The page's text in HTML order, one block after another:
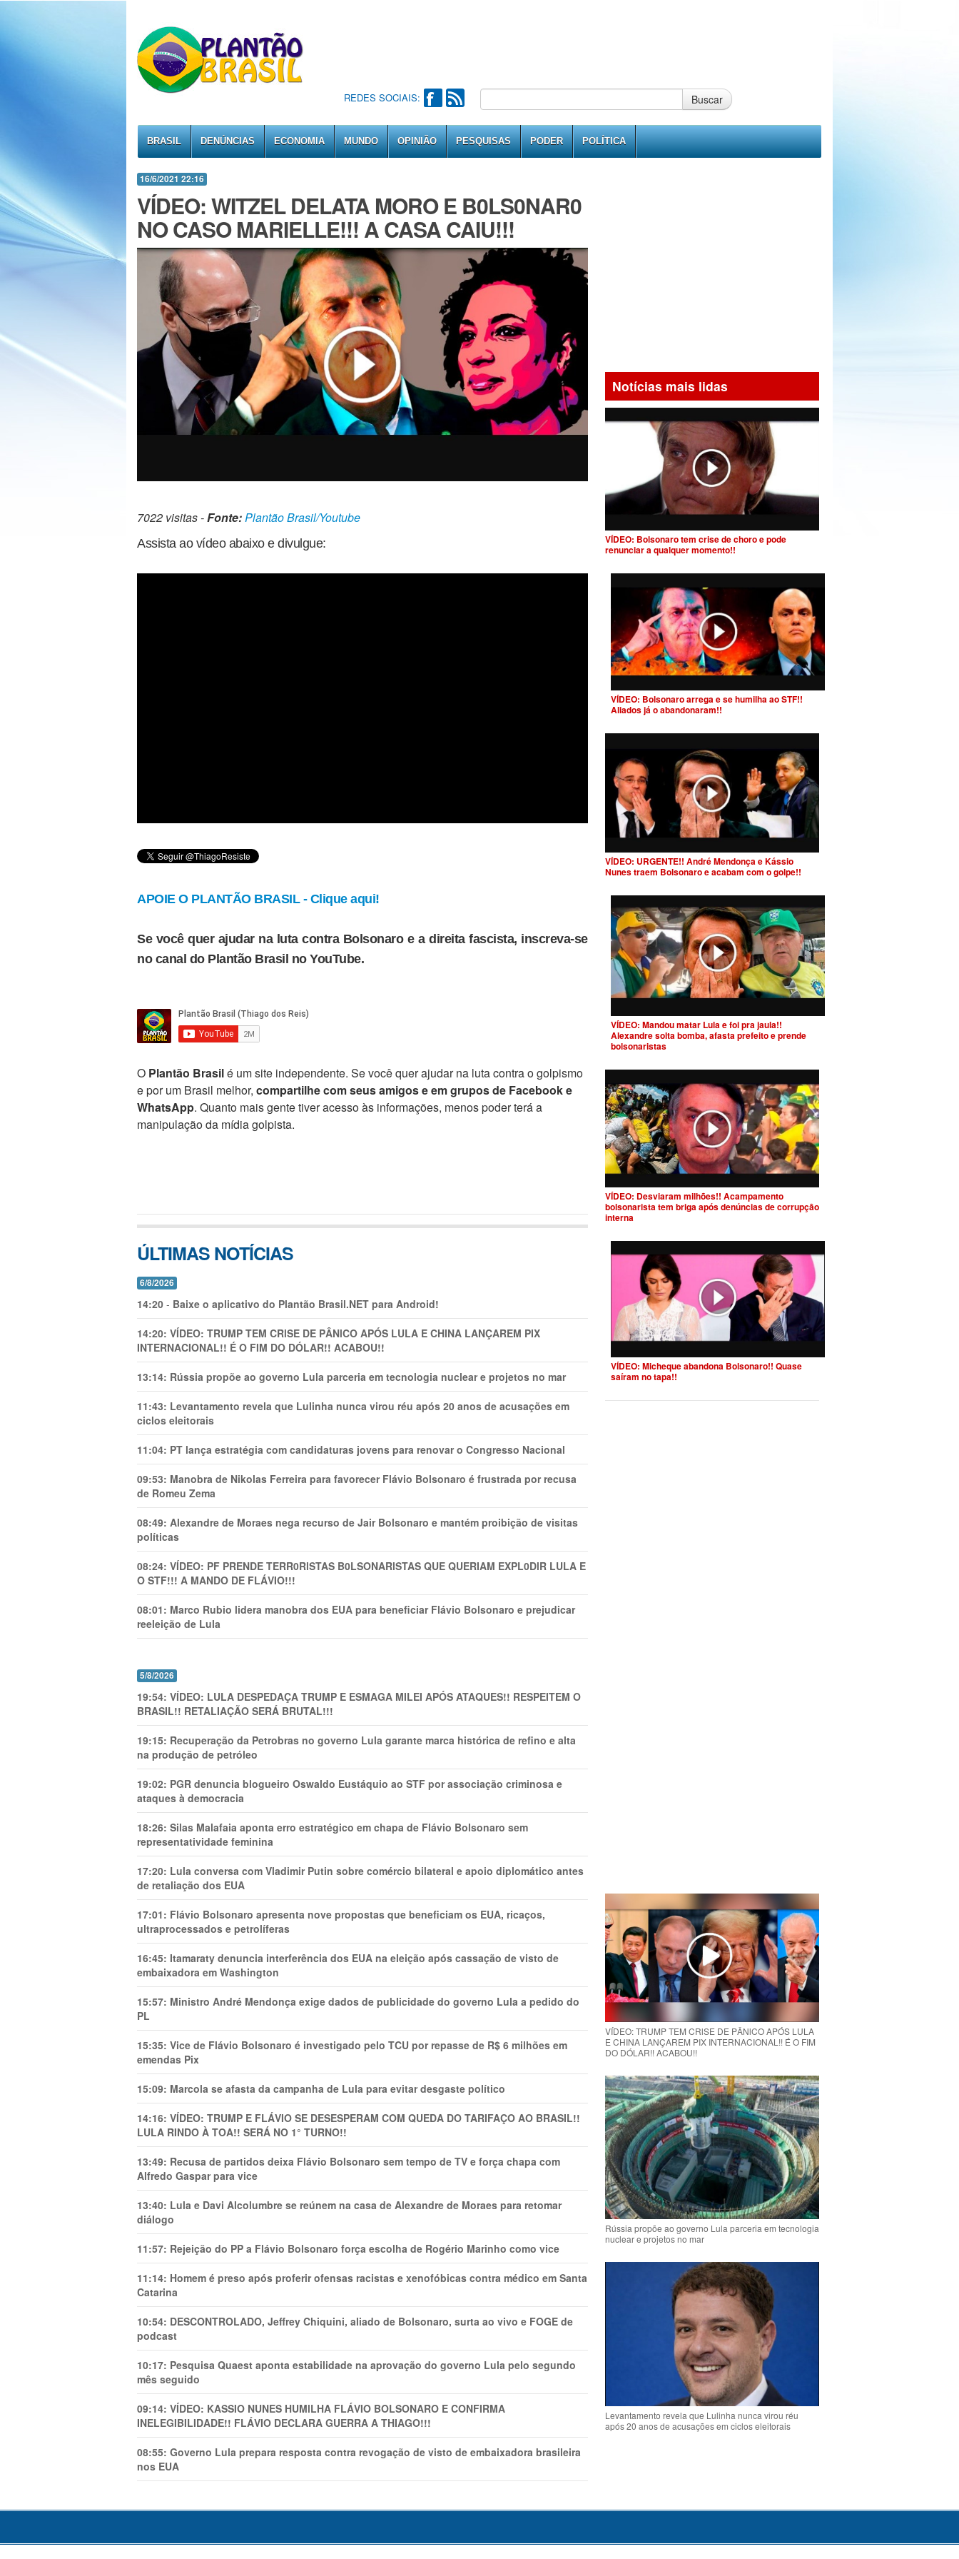
REDES SOCIAIS: Buscar
BRASIL DENÚNCIAS ECONOMIA MUNDO OPINIÃO PESQUISAS PODER POLÍTICA
16/6/2021 22:16
VÍDEO: WITZEL DELATA MORO E B0LS0NAR0
NO CASO MARIELLE!!! A CASA CAIU!!!
7022 visitas -Fonte:Plantão Brasil/Youtube
Assista ao vídeo abaixo e divulgue:
APOIE O PLANTÃO BRASIL - Clique aqui!
Se você quer ajudar na luta contra Bolsonaro e a direita fascista, inscreva-se
no canal do Plantão Brasil no YouTube.
O Plantão Brasilé um site independente. Se você quer ajudar na luta contra o golpismo
e por um Brasil melhor, compartilhe com seus amigos e em grupos de Facebook e
WhatsApp. Quanto mais gente tiver acesso às informações, menos poder terá a
manipulação da mídia golpista.
ÚLTIMAS NOTÍCIAS
6/8/2026
14:20 - Baixe o aplicativo do Plantão Brasil.NET para Android!
14:20: VÍDEO: TRUMP TEM CRlSE DE PÂNlCO APÓS LULA E CHINA LANÇAREM PIX
INTERNACIONAL!! É O FIM DO DÓLAR!! ACABOU!!
13:14: Rússia propõe ao governo Lula parceria em tecnologia nuclear e projetos no mar
11:43: Levantamento revela que Lulinha nunca virou réu após 20 anos de acusações em
ciclos eleitorais
11:04: PT lança estratégia com candidaturas jovens para renovar o Congresso Nacional
09:53: Manobra de Nikolas Ferreira para favorecer Flávio Bolsonaro é frustrada por recusa
de Romeu Zema
08:49: Alexandre de Moraes nega recurso de Jair Bolsonaro e mantém proibição de visitas
políticas
08:24: VÍDEO: PF PRENDE TERR0RlSTAS B0LSONARlSTAS QUE QUERIAM EXPL0DlR LULA E
O STF!!! A MANDO DE FLÁVIO!!!
08:01: Marco Rubio lidera manobra dos EUA para beneficiar Flávio Bolsonaro e prejudicar
reeleição de Lula
5/8/2026
19:54: VÍDEO: LULA DESPEDAÇA TRUMP E ESMAGA MILEI APÓS ATAQUES!! RESPEITEM O
BRASIL!! RETALIAÇÃO SERÁ BRUTAL!!!
19:15: Recuperação da Petrobras no governo Lula garante marca histórica de refino e alta
na produção de petróleo
19:02: PGR denuncia blogueiro Oswaldo Eustáquio ao STF por associação criminosa e
ataques à democracia
18:26: Silas Malafaia aponta erro estratégico em chapa de Flávio Bolsonaro sem
representatividade feminina
17:20: Lula conversa com Vladimir Putin sobre comércio bilateral e apoio diplomático antes
de retaliação dos EUA
17:01: Flávio Bolsonaro apresenta nove propostas que beneficiam os EUA, ricaços,
ultraprocessados e petrolíferas
16:45: Itamaraty denuncia interferência dos EUA na eleição após cassação de visto de
embaixadora em Washington
15:57: Ministro André Mendonça exige dados de publicidade do governo Lula a pedido do
PL
15:35: Vice de Flávio Bolsonaro é investigado pelo TCU por repasse de R$ 6 milhões em
emendas Pix
15:09: Marcola se afasta da campanha de Lula para evitar desgaste político
14:16: VÍDEO: TRUMP E FLÁVIO SE DESESPERAM COM QUEDA DO TARIFAÇO AO BRASIL!!
LULA RINDO À TOA!! SERÁ NO 1° TURNO!!
13:49: Recusa de partidos deixa Flávio Bolsonaro sem tempo de TV e força chapa com
Alfredo Gaspar para vice
13:40: Lula e Davi Alcolumbre se reúnem na casa de Alexandre de Moraes para retomar
diálogo
11:57: Rejeição do PP a Flávio Bolsonaro força escolha de Rogério Marinho como vice
11:14: Homem é preso após proferir ofensas racistas e xenofóbicas contra médico em Santa
Catarina
10:54: DESCONTROLADO, Jeffrey Chiquini, aliado de Bolsonaro, surta ao vivo e FOGE de
podcast
10:17: Pesquisa Quaest aponta estabilidade na aprovação do governo Lula pelo segundo
mês seguido
09:14: VÍDEO: KASSIO NUNES HUMlLHA FLÁVIO BOLSONARO E CONFIRMA
INELEGIBILIDADE!! FLÁVIO DECLARA GUERRA A THIAGO!!!
08:55: Governo Lula prepara resposta contra revogação de visto de embaixadora brasileira
nos EUA
Notícias mais lidas
VÍDEO: Bolsonaro tem crise de choro e pode
renunciar a qualquer momento!!
VÍDEO: Bolsonaro arrega e se humilha ao STF!!
Aliados já o abandonaram!!
VÍDEO: URGENTE!! André Mendonça e Kássio
Nunes traem Bolsonaro e acabam com o golpe!!
VÍDEO: Mandou matar Lula e foi pra jaula!!
Alexandre solta bomba, afasta prefeito e prende
bolsonaristas
VÍDEO: Desviaram milhões!! Acampamento
bolsonarista tem briga após denúncias de corrupção
interna
VÍDEO: Micheque abandona Bolsonaro!! Quase
saíram no tapa!!
VÍDEO: TRUMP TEM CRlSE DE PÂNlCO APÓS LULA
E CHINA LANÇAREM PIX INTERNACIONAL!! É O FIM
DO DÓLAR!! ACABOU!!
Rússia propõe ao governo Lula parceria em tecnologia
nuclear e projetos no mar
Levantamento revela que Lulinha nunca virou réu
após 20 anos de acusações em ciclos eleitorais